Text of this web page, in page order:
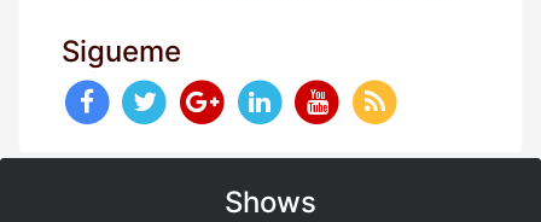
Sigueme
Shows